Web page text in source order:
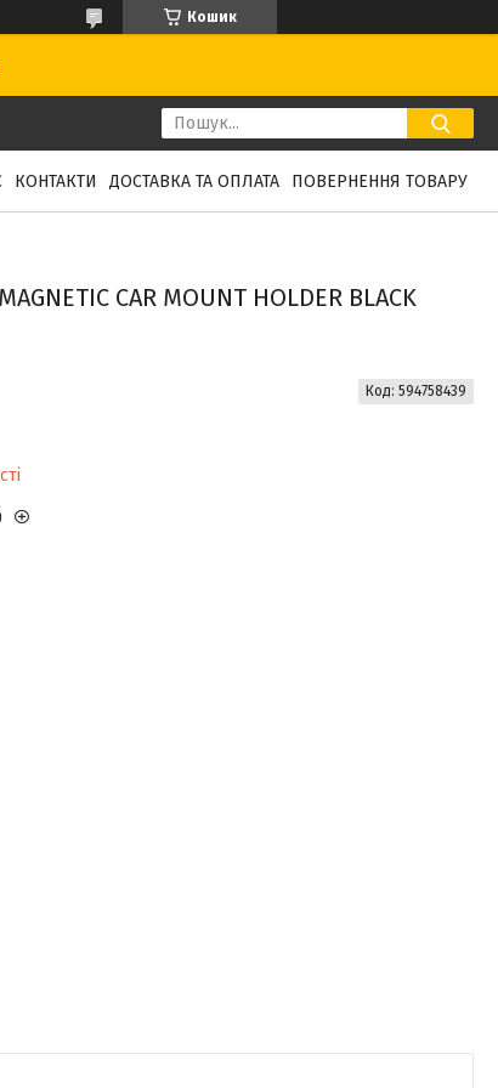
Кошик
КОНТАКТИ ДОСТАВКА ТА ОПЛАТА ПОВЕРНЕННЯ ТОВАРУ
CAR MOUNT HOLDER BLACK
Код: 594758439